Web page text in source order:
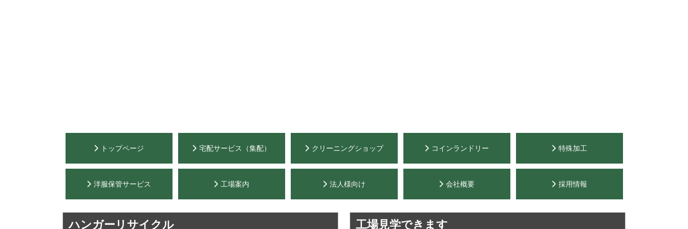
トップページ 宅配サービス（集配） クリーニングショップ コインランドリー 特殊加工
洋服保管サービス 工場案内 法人様向け 会社概要 採用情報
ハンガーリサイクル 工場見学できます